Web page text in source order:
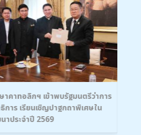
าคาทอลิกฯ เข้าพบรัฐมนตรีว่าการ
การ เรียนเชิญปาฐกถาพิเศษใน
าประจำปี 2569